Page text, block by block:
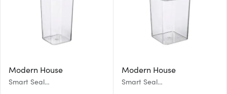
Modern House
Smart Seal
Modern House
Smart Seal